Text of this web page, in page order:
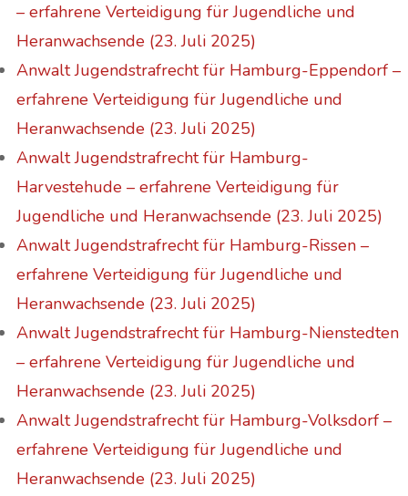
– erfahrene Verteidigung für Jugendliche und
Heranwachsende (23. Juli 2025)
Anwalt Jugendstrafrecht für Hamburg-Eppendorf –
erfahrene Verteidigung für Jugendliche und
Heranwachsende (23. Juli 2025)
Anwalt Jugendstrafrecht für Hamburg-
Harvestehude – erfahrene Verteidigung für
Jugendliche und Heranwachsende (23. Juli 2025)
Anwalt Jugendstrafrecht für Hamburg-Rissen –
erfahrene Verteidigung für Jugendliche und
Heranwachsende (23. Juli 2025)
Anwalt Jugendstrafrecht für Hamburg-Nienstedten
– erfahrene Verteidigung für Jugendliche und
Heranwachsende (23. Juli 2025)
Anwalt Jugendstrafrecht für Hamburg-Volksdorf –
erfahrene Verteidigung für Jugendliche und
Heranwachsende (23. Juli 2025)